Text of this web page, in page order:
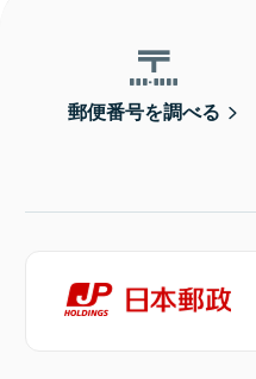
郵便番号を調べる